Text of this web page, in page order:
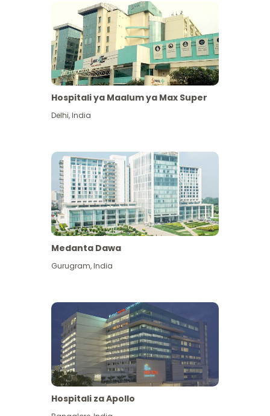
Hospitali ya Maalum ya Max Super
Delhi,India
Medanta Dawa
Gurugram,India
Hospitali za Apollo